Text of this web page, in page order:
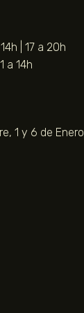
| 17 a 20h
a 14h
1 y 6 de Enero